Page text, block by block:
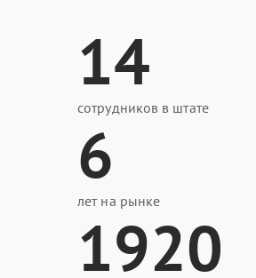
14
сотрудников в штате
6
лет на рынке
1920